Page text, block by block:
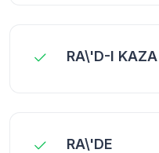
RA\'D-I KAZA
RA\'DE